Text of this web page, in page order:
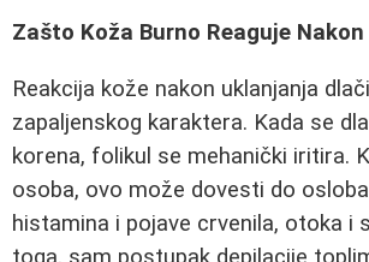
Zašto Koža Burno Reaguje
Reakcija kože nakon uklanjanja
zapaljenskog karaktera. Kada se
korena, folikul se mehanički iritira.
osoba, ovo može dovesti do
histamina i pojave crvenila, otoka i